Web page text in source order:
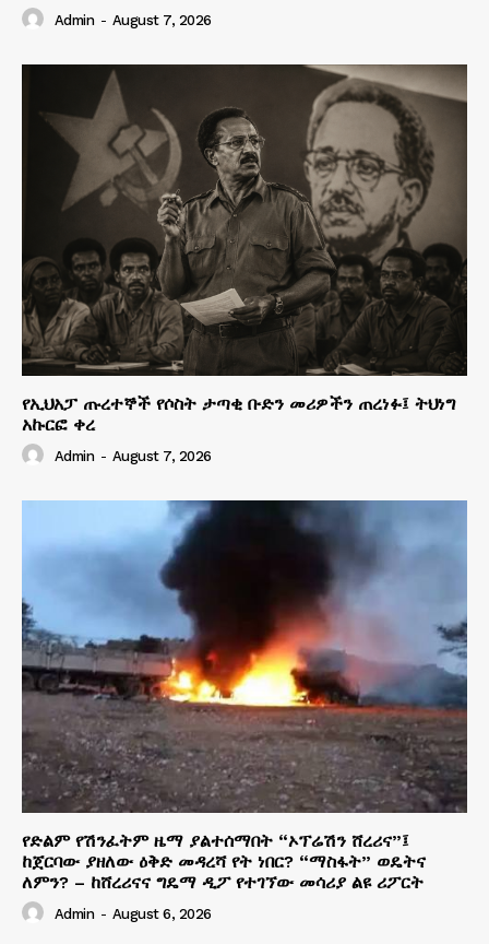
Admin - August 7, 2026
የኢህአፓ ጡረተኞች የሶስት ታጣቂ ቡድን መሪዎችን ጠረነፉ፤ ትህነግ
አኩርፎ ቀረ
Admin - August 7, 2026
የድልም የሽንፈትም ዜማ ያልተሰማበት “ኦፕሬሽን ሸረሪና”፤
ከጀርባው ያዘለው ዕቅድ መዳረሻ የት ነበር? “ማስፋት” ወዴትና
ለምን? – ከሸረሪናና ግዴማ ዲፖ የተገኘው መሳሪያ ልዩ ሪፖርት
Admin - August 6, 2026